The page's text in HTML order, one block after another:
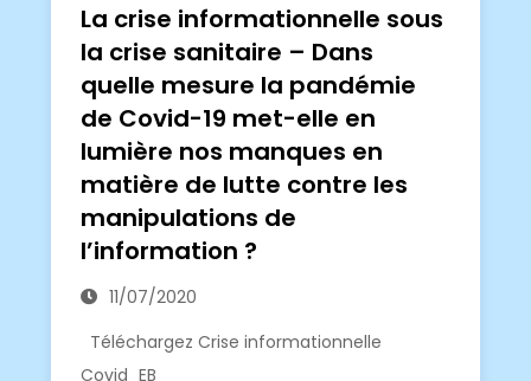
La crise informationnelle sous
la crise sanitaire – Dans
quelle mesure la pandémie
de Covid-19 met-elle en
lumière nos manques en
matière de lutte contre les
manipulations de
l’information ?
11/07/2020
Téléchargez Crise informationnelle
Covid_EB